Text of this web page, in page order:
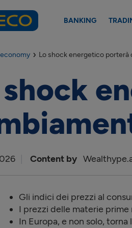
BANKING
Lo shock energetico
shock
Content by
Gli indici dei prezzi al
I prezzi delle materie
In Europa, e non solo,